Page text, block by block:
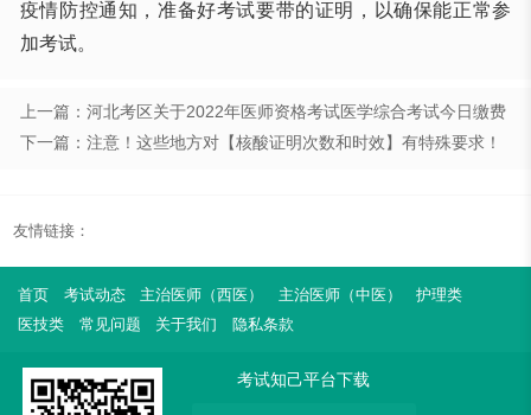
疫情防控通知，准备好考试要带的证明，以确保能正常参
加考试。
上一篇：河北考区关于2022年医师资格考试医学综合考试今日缴费
下一篇：注意！这些地方对【核酸证明次数和时效】有特殊要求！
友情链接：
首页 考试动态 主治医师（西医） 主治医师（中医）
护理类
医技类
常见问题 关于我们 隐私条款
考试知己平台下载